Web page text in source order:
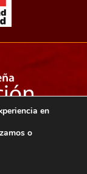
orientación.
en
o